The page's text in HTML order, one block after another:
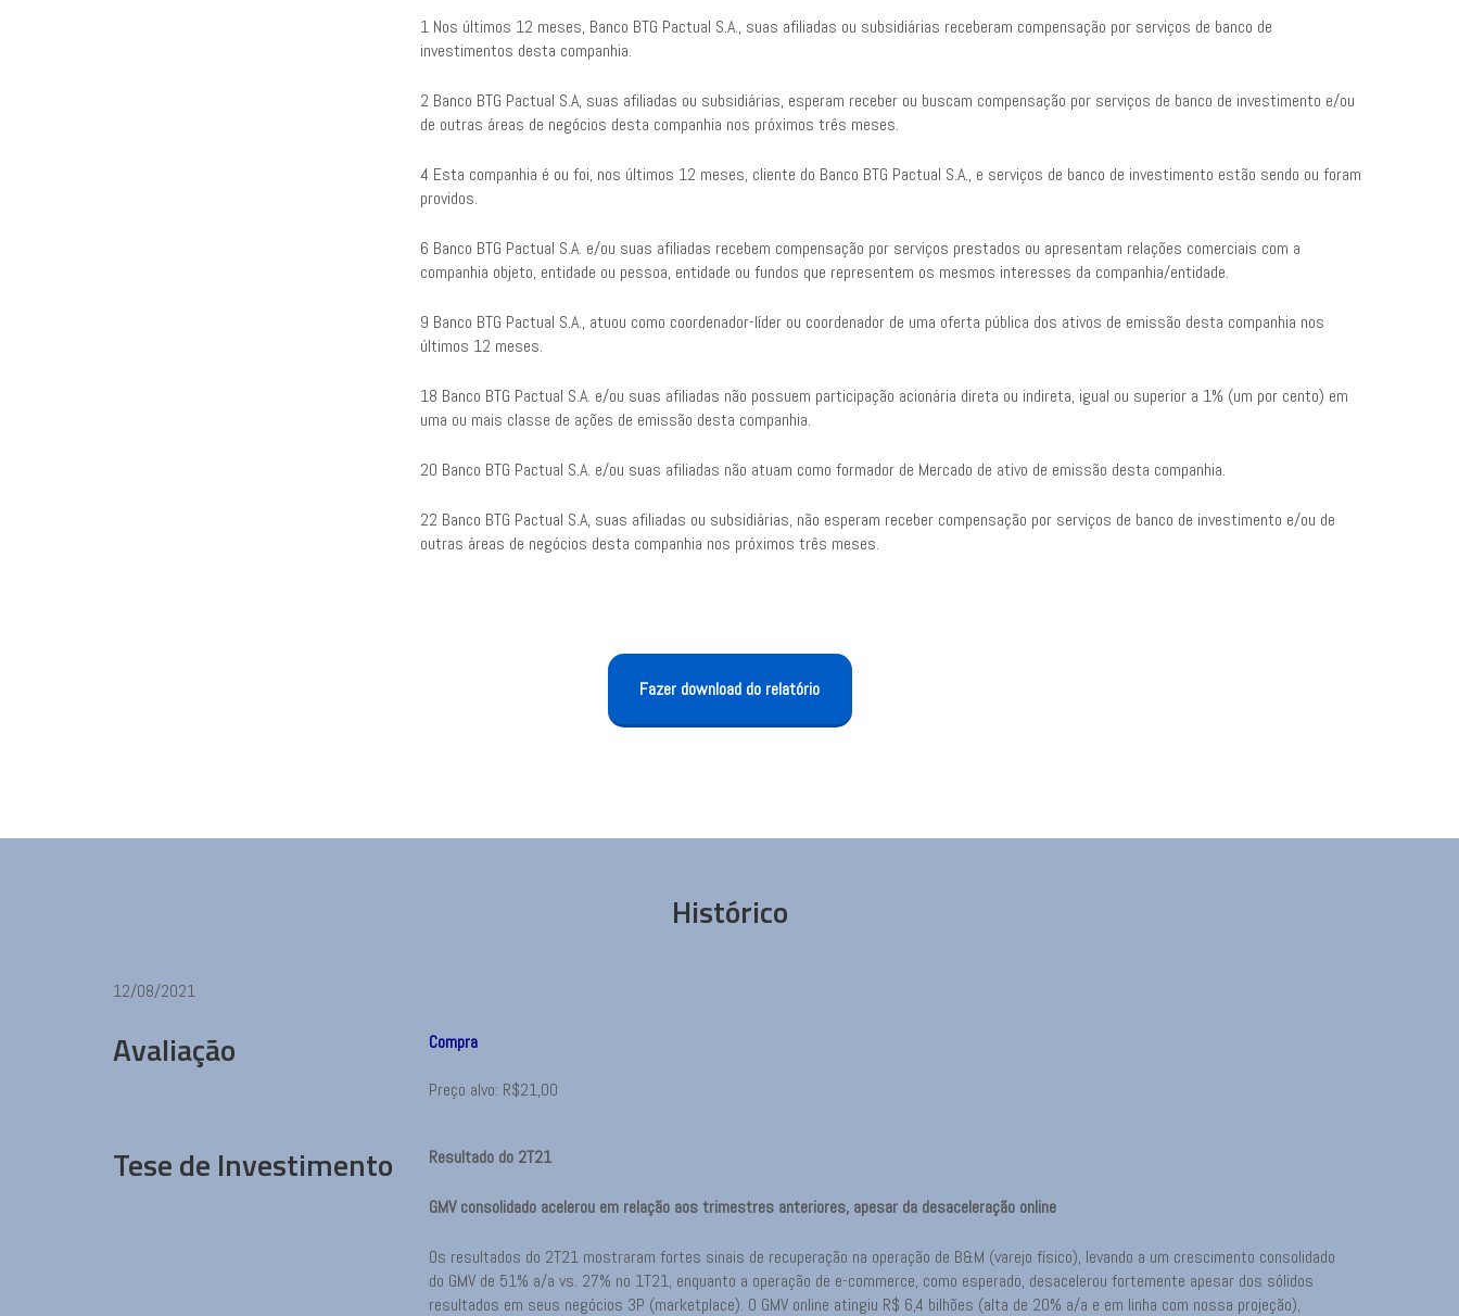
1 Nos últimos 12 meses, Banco BTG Pactual S.A., suas afiliadas ou subsidiárias receberam compensação por serviços de banco de
investimentos desta companhia.
2 Banco BTG Pactual S.A, suas afiliadas ou subsidiárias, esperam receber ou buscam compensação por serviços de banco de investimento e/ou
de outras áreas de negócios desta companhia nos próximos três meses.
4 Esta companhia é ou foi, nos últimos 12 meses, cliente do Banco BTG Pactual S.A., e serviços de banco de investimento estão sendo ou foram
providos.
6 Banco BTG Pactual S.A. e/ou suas afiliadas recebem compensação por serviços prestados ou apresentam relações comerciais com a
companhia objeto, entidade ou pessoa, entidade ou fundos que representem os mesmos interesses da companhia/entidade.
9 Banco BTG Pactual S.A., atuou como coordenador-líder ou coordenador de uma oferta pública dos ativos de emissão desta companhia nos
últimos 12 meses.
18 Banco BTG Pactual S.A. e/ou suas afiliadas não possuem participação acionária direta ou indireta, igual ou superior a 1% (um por cento) em
uma ou mais classe de ações de emissão desta companhia.
20 Banco BTG Pactual S.A. e/ou suas afiliadas não atuam como formador de Mercado de ativo de emissão desta companhia.
22 Banco BTG Pactual S.A, suas afiliadas ou subsidiárias, não esperam receber compensação por serviços de banco de investimento e/ou de
outras áreas de negócios desta companhia nos próximos três meses.
Fazer download do relatório
Histórico
12/08/2021
Avaliação Compra
Preço alvo: R$21,00
Tese de Investimento Resultado do 2T21
GMV consolidado acelerou em relação aos trimestres anteriores, apesar da desaceleração online
Os resultados do 2T21 mostraram fortes sinais de recuperação na operação de B&M (varejo físico), levando a um crescimento consolidado
do GMV de 51% a/a vs. 27% no 1T21, enquanto a operação de e-commerce, como esperado, desacelerou fortemente apesar dos sólidos
resultados em seus negócios 3P (marketplace). O GMV online atingiu R$ 6,4 bilhões (alta de 20% a/a e em linha com nossa projeção),